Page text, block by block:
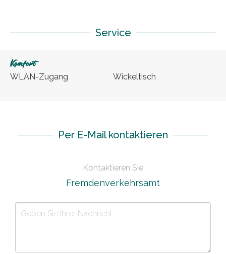
Service
Komfort
WLAN-Zugang Wickeltisch
Per E-Mail kontaktieren
Kontaktieren Sie
Fremdenverkehrsamt